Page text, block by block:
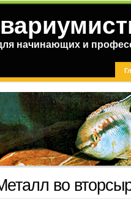
начинающих и
во